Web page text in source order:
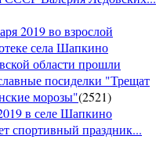
2019 во взрослой
села Шапкино
области прошли
посиделки "Трещат
морозы"(2521)
в селе Шапкино
спортивный праздник...